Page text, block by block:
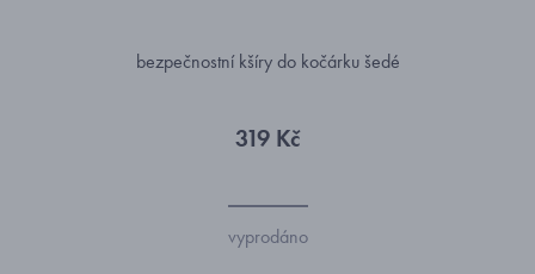
bezpečnostní kšíry do kočárku šedé
319 Kč
vyprodáno